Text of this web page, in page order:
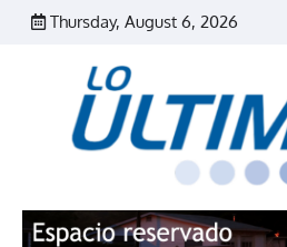
Skip
Thursday, August 6, 2026